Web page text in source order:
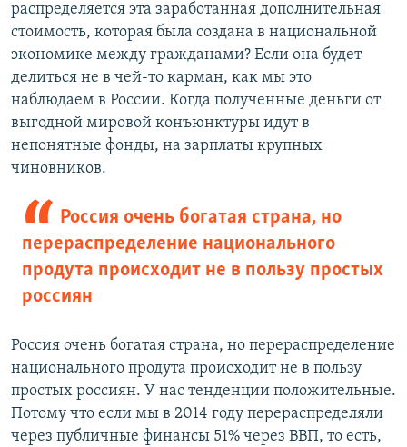
распределяется эта заработанная дополнительная
стоимость, которая была создана в национальной
экономике между гражданами? Если она будет
делиться не в чей-то карман, как мы это
наблюдаем в России. Когда полученные деньги от
выгодной мировой конъюнктуры идут в
непонятные фонды, на зарплаты крупных
чиновников.
Россия очень богатая страна, но
перераспределение национального
продута происходит не в пользу простых
россиян
Россия очень богатая страна, но перераспределение
национального продута происходит не в пользу
простых россиян. У нас тенденции положительные.
Потому что если мы в 2014 году перераспределяли
через публичные финансы 51% через ВВП, то есть,